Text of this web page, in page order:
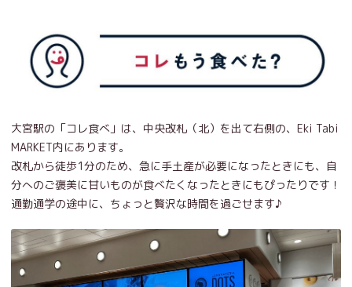
大宮駅の「コレ食べ」は、中央改札（北）を出て右側の、Eki Tabi
MARKET内にあります。
改札から徒歩1分のため、急に手土産が必要になったときにも、自
分へのご褒美に甘いものが食べたくなったときにもぴったりです！
通勤通学の途中に、ちょっと贅沢な時間を過ごせます♪